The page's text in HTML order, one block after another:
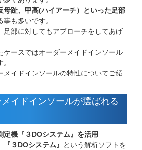
母趾、甲高(ハイアーチ）
といった足部
も多いです。
足部に対してもアプローチをしてあげ
ケースではオーダーメイドインソール
メイドインソールの特性についてご紹
イドインソールが選ばれる
定機『３DOシステム』を活用
『３DOシステム』
という解析ソフトを